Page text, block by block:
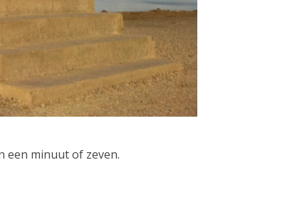
een minuut of zeven.